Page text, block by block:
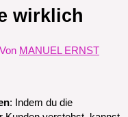
wirklich
MANUEL ERNST
: Indem du die